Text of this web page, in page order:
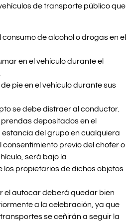
de transporte público que
de alcohol o drogas en el
en el vehículo durante el
pie en el vehículo durante sus
se debe distraer al conductor.
prendas depositados en el
del grupo en cualquiera
consentimiento previo del chofer o
será bajo la
los propietarios de dichos objetos
el autocar deberá quedar bien
a la celebración, ya que
se ceñirán a seguir la